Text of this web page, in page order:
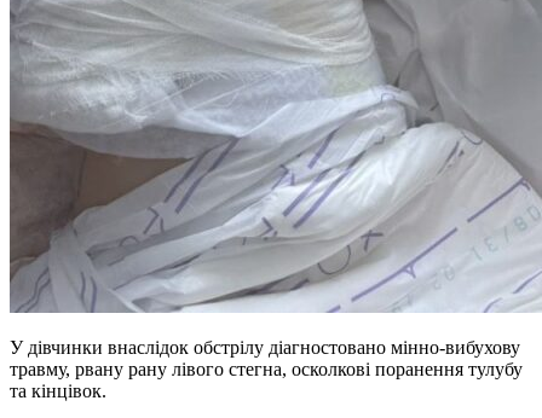
У дівчинки внаслідок обстрілу діагностовано мінно-вибухову
травму, рвану рану лівого стегна, осколкові поранення тулубу
та кінцівок.